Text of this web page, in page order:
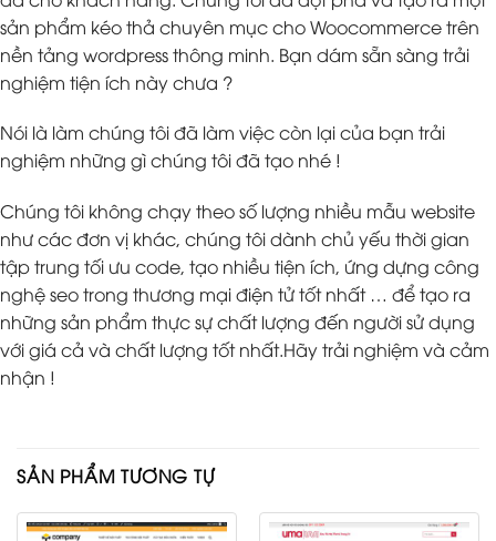
sản phẩm kéo thả chuyên mục cho Woocommerce trên
nền tảng wordpress thông minh. Bạn dám sẵn sàng trải
nghiệm tiện ích này chưa ?
Nói là làm chúng tôi đã làm việc còn lại của bạn trải
nghiệm những gì chúng tôi đã tạo nhé !
Chúng tôi không chạy theo số lượng nhiều mẫu website
như các đơn vị khác, chúng tôi dành chủ yếu thời gian
tập trung tối ưu code, tạo nhiều tiện ích, ứng dựng công
nghệ seo trong thương mại điện tử tốt nhất … để tạo ra
những sản phẩm thực sự chất lượng đến người sử dụng
với giá cả và chất lượng tốt nhất.Hãy trải nghiệm và cảm
nhận !
SẢN PHẨM TƯƠNG TỰ